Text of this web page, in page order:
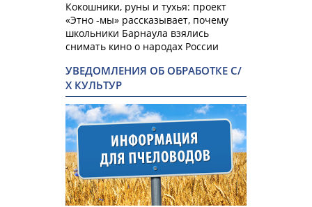
Кокошники, руны и тухья: проект
«Этно -мы» рассказывает, почему
школьники Барнаула взялись
снимать кино о народах России
УВЕДОМЛЕНИЯ ОБ ОБРАБОТКЕ С/
Х КУЛЬТУР